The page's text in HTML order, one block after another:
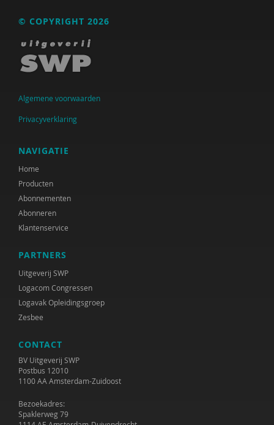
Manja Abrahams
Nesrien Abu Ghazaleh
Marga Akkerman
Catelijne Akkermans
Gerard Alderliefste
Erik Alink
Astrid Altena
Mariët an Rossum
Ria Andrews
Nynke Andringa
© COPYRIGHT 2026
Algemene voorwaarden
Privacyverklaring
NAVIGATIE
Home
Producten
Abonnementen
Abonneren
Klantenservice
PARTNERS
Uitgeverij SWP
Logacom Congressen
Logavak Opleidingsgroep
Zesbee
CONTACT
BV Uitgeverij SWP
Postbus 12010
1100 AA Amsterdam-Zuidoost
Bezoekadres:
Spaklerweg 79